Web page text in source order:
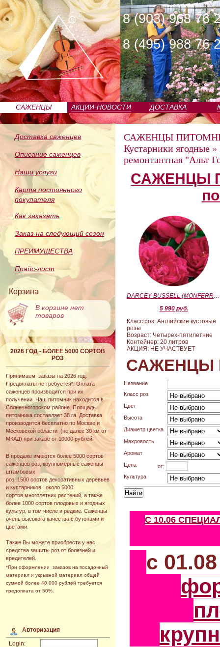
8 (903) 968 76
8 (495) 988 76
САЖЕНЦЫ
ПИТОМНИКА
АКЦИИ-НОВОСТИ ДОСТАВКА
Доставка саженцев
Описание саженцев
Наши услуги
Карта постоянного
покупателя
Как заказать
Заказ на следующий сезон
ПРЕИМУЩЕСТВА
Прайс-лист
Корзина
В корзине нет
товаров
2026 ГОД - БОЛЕЕ 5000 СОРТОВ
РОЗ
Принимаем заказы на 2026 год.
Предоплаты не требуется*. Оплата
саженцев производится при их
получении. Наш питомник находится в
Солнечногорском районе. Площадь
питомника составляет 38 га. Доставка
производится бесплатно по Москве и
Московской области (не далее 30 км от
МКАД) при заказе от 10000 рублей.
В продаже имеются более 5000 сортов
саженцев роз, крупномерные саженцы
штамбовых
роз, 1500 сортов декоративных деревьев
и кустарников, около 5000
сортов многолетних растений, а также
более 1000 сортов плодовых и ягодных
культур, в том числе и редкие. Саженцы
очень высокого качества с бутонами и
цветами.
Также Вы можете приобрести у нас
средства защиты роз от болезней и
вредителей.
*При оформлении заказов на посадочный
материал и укрывной материал общей
суммой более 40 000 рублей требуется
предоплата от 50%.
Авторизация
Login:
САЖЕНЦЫ
Кустарники ягодные »
ремонтантная "Альт
САЖЕНЦЫ
DARCEY BUSSELL (MONFERRATO) (Дарси Басл)
5 990 руб.
Класс роз: Английские кустовые
розы
Возраст: Четырех-пятилетние
Контейнер: 20 литров
АКЦИЯ: НЕ УЧАСТВУЕТ
САЖЕНЦЫ
Название
Класс роз
Цвет
Высота
Диаметр цветка
Махровость
Аромат
Цена
от:
Культура
С 10.06
с